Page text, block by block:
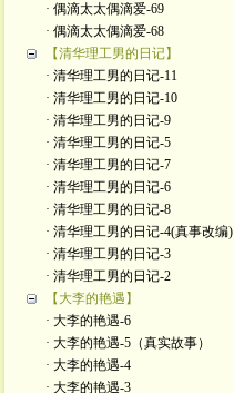
· 偶滴太太偶滴爱-69
· 偶滴太太偶滴爱-68
【清华理工男的日记】
· 清华理工男的日记-11
· 清华理工男的日记-10
· 清华理工男的日记-9
· 清华理工男的日记-5
· 清华理工男的日记-7
· 清华理工男的日记-6
· 清华理工男的日记-8
· 清华理工男的日记-4(真事改编)
· 清华理工男的日记-3
· 清华理工男的日记-2
【大李的艳遇】
· 大李的艳遇-6
· 大李的艳遇-5（真实故事）
· 大李的艳遇-4
· 大李的艳遇-3